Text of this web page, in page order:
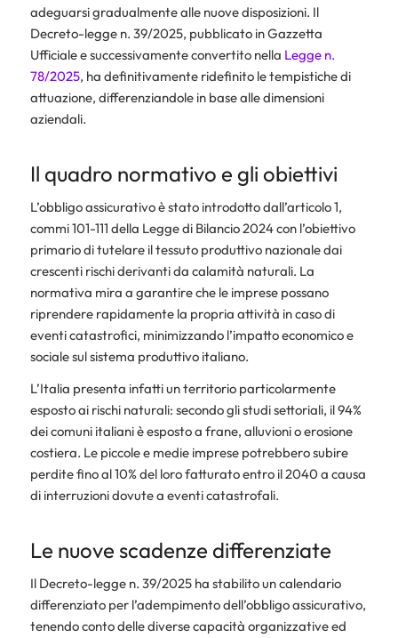
adeguarsi gradualmente alle nuove disposizioni. Il
Decreto-legge n. 39/2025, pubblicato in Gazzetta
Ufficiale e successivamente convertito nella Legge n.
78/2025, ha definitivamente ridefinito le tempistiche di
attuazione, differenziandole in base alle dimensioni
aziendali.
Il quadro normativo e gli obiettivi
L’obbligo assicurativo è stato introdotto dall’articolo 1,
commi 101-111 della Legge di Bilancio 2024 con l’obiettivo
primario di tutelare il tessuto produttivo nazionale dai
crescenti rischi derivanti da calamità naturali. La
normativa mira a garantire che le imprese possano
riprendere rapidamente la propria attività in caso di
eventi catastrofici, minimizzando l’impatto economico e
sociale sul sistema produttivo italiano.
L’Italia presenta infatti un territorio particolarmente
esposto ai rischi naturali: secondo gli studi settoriali, il 94%
dei comuni italiani è esposto a frane, alluvioni o erosione
costiera. Le piccole e medie imprese potrebbero subire
perdite fino al 10% del loro fatturato entro il 2040 a causa
di interruzioni dovute a eventi catastrofali.
Le nuove scadenze differenziate
Il Decreto-legge n. 39/2025 ha stabilito un calendario
differenziato per l’adempimento dell’obbligo assicurativo,
tenendo conto delle diverse capacità organizzative ed